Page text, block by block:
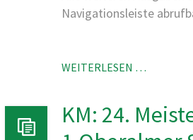
Navigationsleiste
WEITERLESEN …
KM: 24.